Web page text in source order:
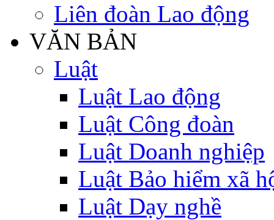
Liên đoàn Lao động
VĂN BẢN
Luật
Luật Lao động
Luật Công đoàn
Luật Doanh nghiệp
Luật Bảo hiểm xã
Luật Dạy nghề